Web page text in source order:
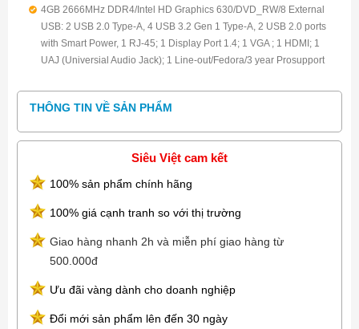
4GB 2666MHz DDR4/Intel HD Graphics 630/DVD_RW/8 External
USB: 2 USB 2.0 Type-A, 4 USB 3.2 Gen 1 Type-A, 2 USB 2.0 ports
with Smart Power, 1 RJ-45; 1 Display Port 1.4; 1 VGA ; 1 HDMI; 1
UAJ (Universial Audio Jack); 1 Line-out/Fedora/3 year Prosupport
THÔNG TIN VỀ SẢN PHẨM
Siêu Việt cam kết
100% sản phẩm chính hãng
100% giá cạnh tranh so với thị trường
Giao hàng nhanh 2h và miễn phí giao hàng từ
500.000đ
Ưu đãi vàng dành cho doanh nghiệp
Đổi mới sản phẩm lên đến 30 ngày